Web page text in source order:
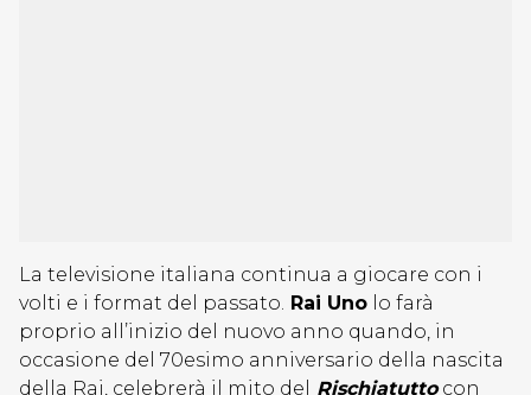
La televisione italiana continua a giocare con i
volti e i format del passato. Rai Uno lo farà
proprio all’inizio del nuovo anno quando, in
occasione del 70esimo anniversario della nascita
della Rai, celebrerà il mito del
Rischiatuttocon